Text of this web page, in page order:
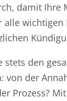
damit Ihre
den
von der
Prozess?